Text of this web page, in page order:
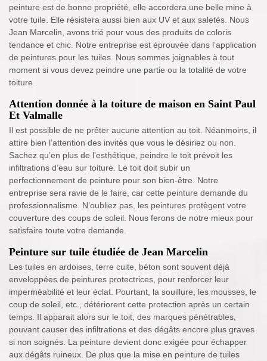
peinture est de bonne propriété, elle accordera une belle mine à
votre tuile. Elle résistera aussi bien aux UV et aux saletés. Nous
Jean Marcelin, avons trié pour vous des produits de coloris
tendance et chic. Notre entreprise est éprouvée dans l’application
de peintures pour les tuiles. Nous sommes joignables à tout
moment si vous devez peindre une partie ou la totalité de votre
toiture.
Attention donnée à la toiture de maison en Saint Paul
Et Valmalle
Il est possible de ne prêter aucune attention au toit. Néanmoins, il
attire bien l’attention des invités que vous le désiriez ou non.
Sachez qu’en plus de l’esthétique, peindre le toit prévoit les
infiltrations d’eau sur toiture. Le toit doit subir un
perfectionnement de peinture pour son bien-être. Notre
entreprise sera ravie de le faire, car cette peinture demande du
professionnalisme. N’oubliez pas, les peintures protègent votre
couverture des coups de soleil. Nous ferons de notre mieux pour
satisfaire toute votre demande.
Peinture sur tuile étudiée de Jean Marcelin
Les tuiles en ardoises, terre cuite, béton sont souvent déjà
enveloppées de peintures protectrices, pour renforcer leur
imperméabilité et leur éclat. Pourtant, la souillure, les mousses, le
coup de soleil, etc., détériorent cette protection après un certain
temps. Il apparait alors sur le toit, des marques pénétrables,
pouvant causer des infiltrations et des dégâts encore plus graves
si non soignés. La peinture devient donc exigée pour échapper
aux dégâts ruineux. De plus que la mise en peinture de tuiles